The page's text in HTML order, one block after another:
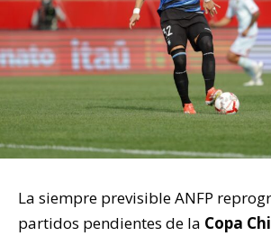
La siempre previsible ANFP
partidos pendientes de la Copa